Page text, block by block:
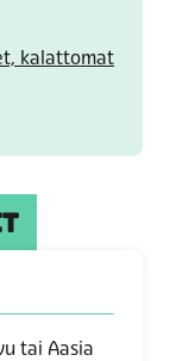
kalattomat
tai Aasia